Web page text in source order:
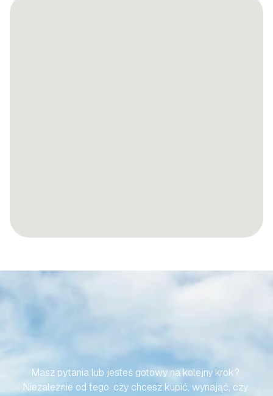
BEZWYSIŁKOWA
Masz pytania lub jesteś gotowy na kolejny krok?
Niezależnie od tego, czy chcesz kupić, wynająć, czy